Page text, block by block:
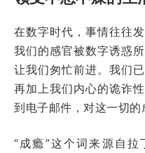
在数字时代，事情往往
我们的感官被数字诱惑
让我们匆忙前进。我们
再加上我们内心的诡诈
到电子邮件，对这一切
“成瘾”这个词来源自拉